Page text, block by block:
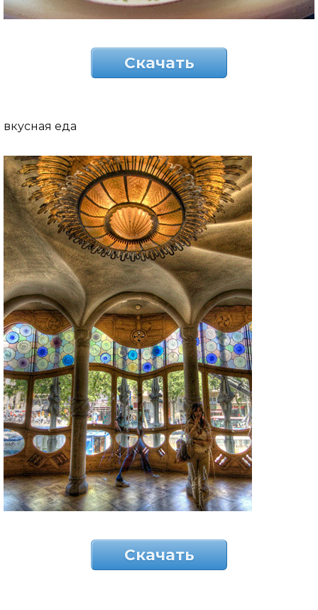
Скачать
вкусная еда
Скачать